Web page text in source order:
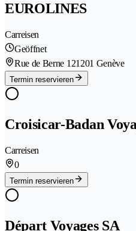
EUROLINES
Carreisen
Geöffnet
Rue de Berne 121201 Genève
Termin reservieren
Croisicar-Badan
Carreisen
0
Termin reservieren
Départ Voyages SA